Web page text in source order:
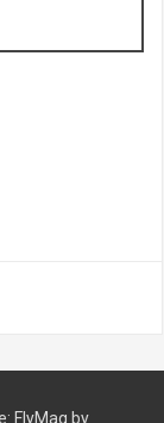
FlyMag by